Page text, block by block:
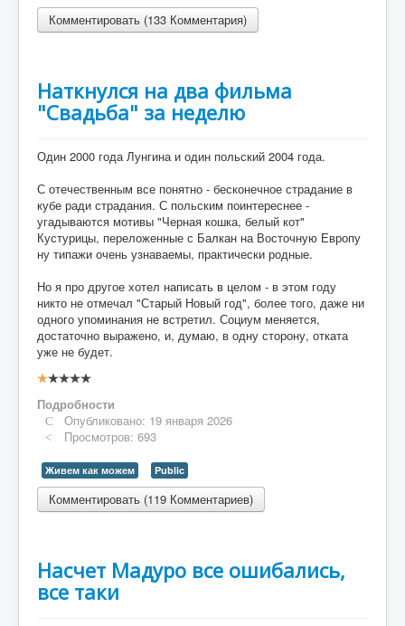
Комментировать (133 Комментария)
Наткнулся на два фильма
"Свадьба" за неделю
Один 2000 года Лунгина и один польский 2004 года.
С отечественным все понятно - бесконечное страдание в
кубе ради страдания. С польским поинтереснее -
угадываются мотивы "Черная кошка, белый кот"
Кустурицы, переложенные с Балкан на Восточную Европу
ну типажи очень узнаваемы, практически родные.
Но я про другое хотел написать в целом - в этом году
никто не отмечал "Старый Новый год", более того, даже ни
одного упоминания не встретил. Социум меняется,
достаточно выражено, и, думаю, в одну сторону, отката
уже не будет.
Рейтинг:
Подробности
Опубликовано: 19 января 2026
Просмотров: 693
Живем как можем Public
Комментировать (119 Комментариев)
Насчет Мадуро все ошибались,
все таки